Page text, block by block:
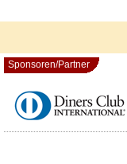
Sponsoren/Partner